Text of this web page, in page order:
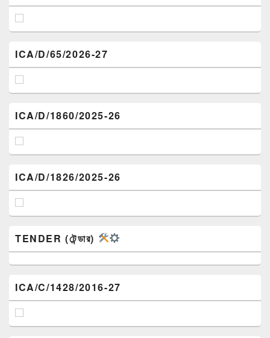
ICA/D/65/2026-27
ICA/D/1860/2025-26
ICA/D/1826/2025-26
TENDER (টেন্ডার)
ICA/C/1428/2016-27